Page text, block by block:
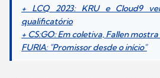
+ LCQ 2023: KRU e Cloud9
qualificatório
+ CS:GO: Em coletiva, Fallen
FURIA: "Promissor desde o início"